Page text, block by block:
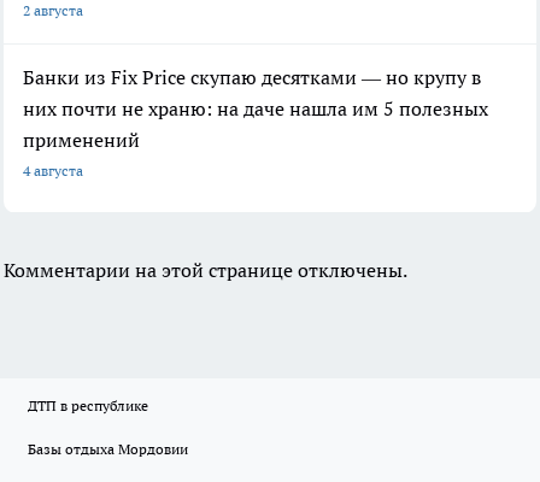
2 августа
Банки из Fix Price скупаю десятками — но крупу в
них почти не храню: на даче нашла им 5 полезных
применений
4 августа
Комментарии на этой странице отключены.
ДТП в республике
Базы отдыха Мордовии